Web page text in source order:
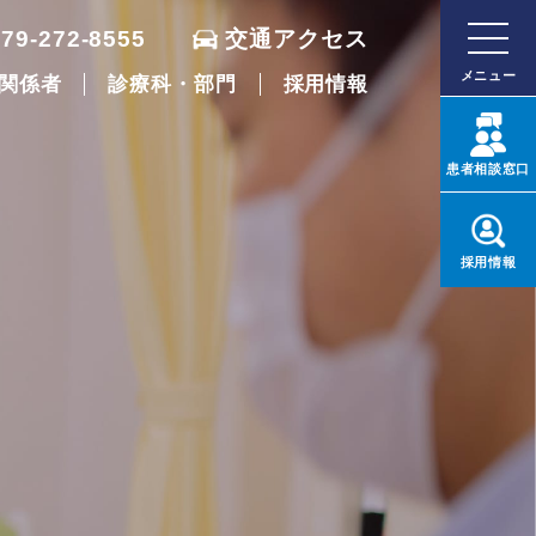
272-8555 交通アクセス
係者 診療科・部門 採用情報 メニュー
患者相談窓口
採用情報